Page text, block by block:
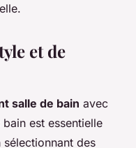
et de
salle de bain avec
est essentielle
des